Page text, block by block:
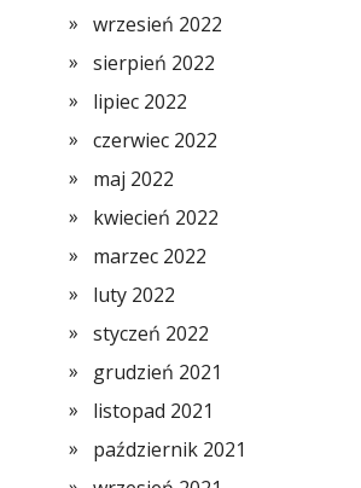
wrzesień 2022
sierpień 2022
lipiec 2022
czerwiec 2022
maj 2022
kwiecień 2022
marzec 2022
luty 2022
styczeń 2022
grudzień 2021
listopad 2021
październik 2021